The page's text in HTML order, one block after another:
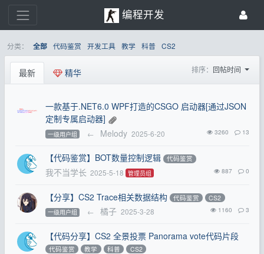
编程开发
分类： 全部 代码鉴赏 开发工具 教学 科普 CS2
最新 精华 排序： 回帖时间
一款基于.NET6.0 WPF打造的CSGO 启动器[通过JSON
定制专属启动器]
一级用户组 ← Melody 2025-6-20 3260 13
【代码鉴赏】BOT数量控制逻辑 代码鉴赏
我不当学长 2025-5-18 管理员组 887 0
【分享】CS2 Trace相关数据结构 代码鉴赏 CS2
一级用户组 ← 橘子 2025-3-28 1160 3
【代码分享】CS2 全景投票 Panorama vote代码片段
代码鉴赏 教学 科普 CS2